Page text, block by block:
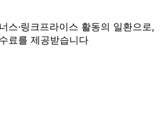
스·링크프라이스 활동의 일환으로,
료를 제공받습니다